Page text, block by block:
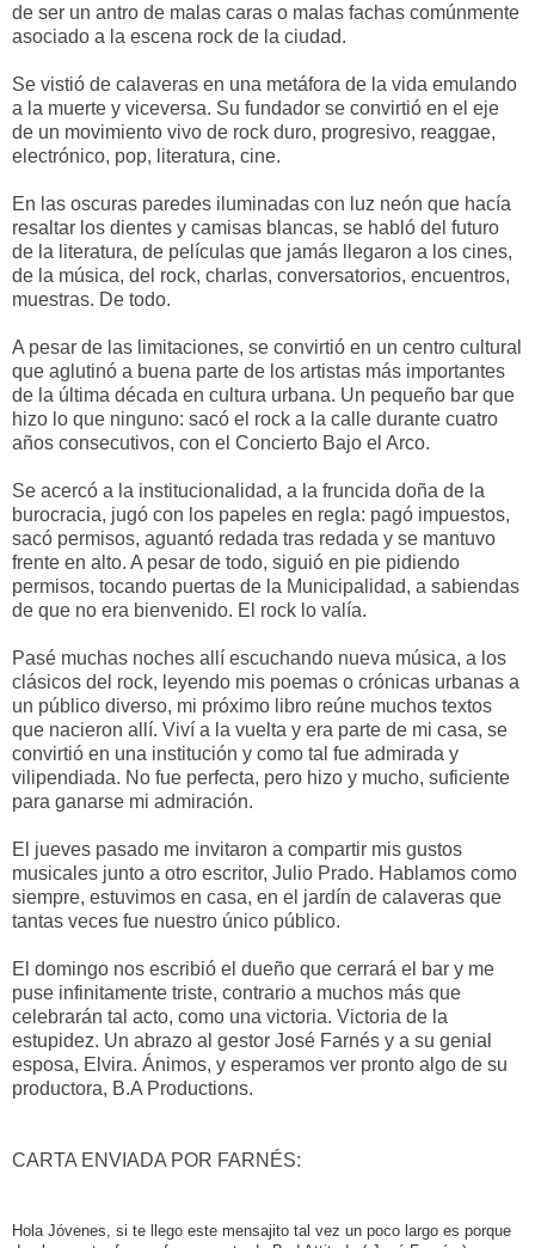
de ser un antro de malas caras o malas fachas comúnmente
asociado a la escena rock de la ciudad.
Se vistió de calaveras en una metáfora de la vida emulando
a la muerte y viceversa. Su fundador se convirtió en el eje
de un movimiento vivo de rock duro, progresivo, reaggae,
electrónico, pop, literatura, cine.
En las oscuras paredes iluminadas con luz neón que hacía
resaltar los dientes y camisas blancas, se habló del futuro
de la literatura, de películas que jamás llegaron a los cines,
de la música, del rock, charlas, conversatorios, encuentros,
muestras. De todo.
A pesar de las limitaciones, se convirtió en un centro cultural
que aglutinó a buena parte de los artistas más importantes
de la última década en cultura urbana. Un pequeño bar que
hizo lo que ninguno: sacó el rock a la calle durante cuatro
años consecutivos, con el Concierto Bajo el Arco.
Se acercó a la institucionalidad, a la fruncida doña de la
burocracia, jugó con los papeles en regla: pagó impuestos,
sacó permisos, aguantó redada tras redada y se mantuvo
frente en alto. A pesar de todo, siguió en pie pidiendo
permisos, tocando puertas de la Municipalidad, a sabiendas
de que no era bienvenido. El rock lo valía.
Pasé muchas noches allí escuchando nueva música, a los
clásicos del rock, leyendo mis poemas o crónicas urbanas a
un público diverso, mi próximo libro reúne muchos textos
que nacieron allí. Viví a la vuelta y era parte de mi casa, se
convirtió en una institución y como tal fue admirada y
vilipendiada. No fue perfecta, pero hizo y mucho, suficiente
para ganarse mi admiración.
El jueves pasado me invitaron a compartir mis gustos
musicales junto a otro escritor, Julio Prado. Hablamos como
siempre, estuvimos en casa, en el jardín de calaveras que
tantas veces fue nuestro único público.
El domingo nos escribió el dueño que cerrará el bar y me
puse infinitamente triste, contrario a muchos más que
celebrarán tal acto, como una victoria. Victoria de la
estupidez. Un abrazo al gestor José Farnés y a su genial
esposa, Elvira. Ánimos, y esperamos ver pronto algo de su
productora, B.A Productions.
CARTA ENVIADA POR FARNÉS:
Hola Jóvenes, si te llego este mensajito tal vez un poco largo es porque